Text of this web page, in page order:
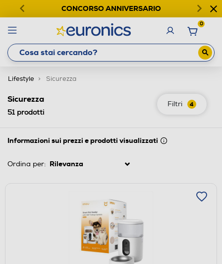
CONCORSO ANNIVERSARIO
0
Lifestyle Sicurezza
Filtri 4
Sicurezza
51prodotti
Informazioni sui prezzi e prodotti visualizzati
Ordina per: